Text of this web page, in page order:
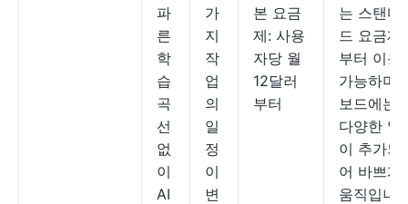
파
른
학
습
곡
선
없
이
AI
가
지
작
업
의
일
정
이
변
본 요금
제: 사용
자당 월
12달러
부터
는 스탠다
드 요금제
부터 이용
가능하며,
보드에는
다양한 열
이 추가되
어 바쁘게
움직입니